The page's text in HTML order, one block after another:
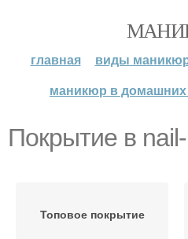
главная виды
маникюр в домашних
Покрытие в
Топовое покрытие